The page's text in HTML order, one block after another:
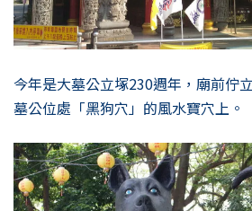
今年是大墓公立塚230週年，廟前佇
墓公位處「黑狗穴」的風水寶穴上。